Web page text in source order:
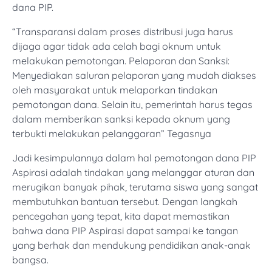
dana PIP.
“Transparansi dalam proses distribusi juga harus
dijaga agar tidak ada celah bagi oknum untuk
melakukan pemotongan. Pelaporan dan Sanksi:
Menyediakan saluran pelaporan yang mudah diakses
oleh masyarakat untuk melaporkan tindakan
pemotongan dana. Selain itu, pemerintah harus tegas
dalam memberikan sanksi kepada oknum yang
terbukti melakukan pelanggaran” Tegasnya
Jadi kesimpulannya dalam hal pemotongan dana PIP
Aspirasi adalah tindakan yang melanggar aturan dan
merugikan banyak pihak, terutama siswa yang sangat
membutuhkan bantuan tersebut. Dengan langkah
pencegahan yang tepat, kita dapat memastikan
bahwa dana PIP Aspirasi dapat sampai ke tangan
yang berhak dan mendukung pendidikan anak-anak
bangsa.